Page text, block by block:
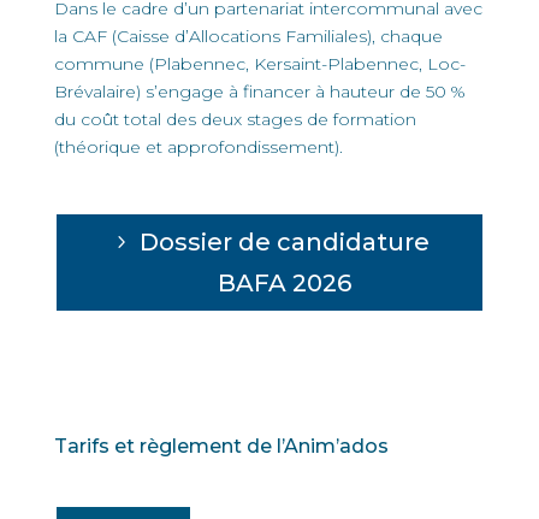
Dans le cadre d’un partenariat intercommunal avec
la CAF (Caisse d’Allocations Familiales), chaque
commune (Plabennec, Kersaint-Plabennec, Loc-
Brévalaire) s’engage à financer à hauteur de 50 %
du coût total des deux stages de formation
(théorique et approfondissement).
Dossier de candidature
BAFA 2026
Tarifs et règlement de l’Anim’ados